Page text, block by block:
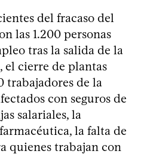
del fracaso del
las 1.200 personas
tras la salida de la
el cierre de plantas
trabajadores de la
con seguros de
salariales, la
la falta de
quienes trabajan con